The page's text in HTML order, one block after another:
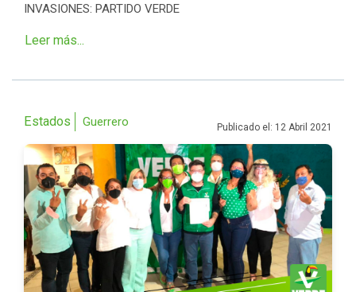
INVASIONES: PARTIDO VERDE
Leer más...
Estados Guerrero Publicado el: 12 Abril 2021